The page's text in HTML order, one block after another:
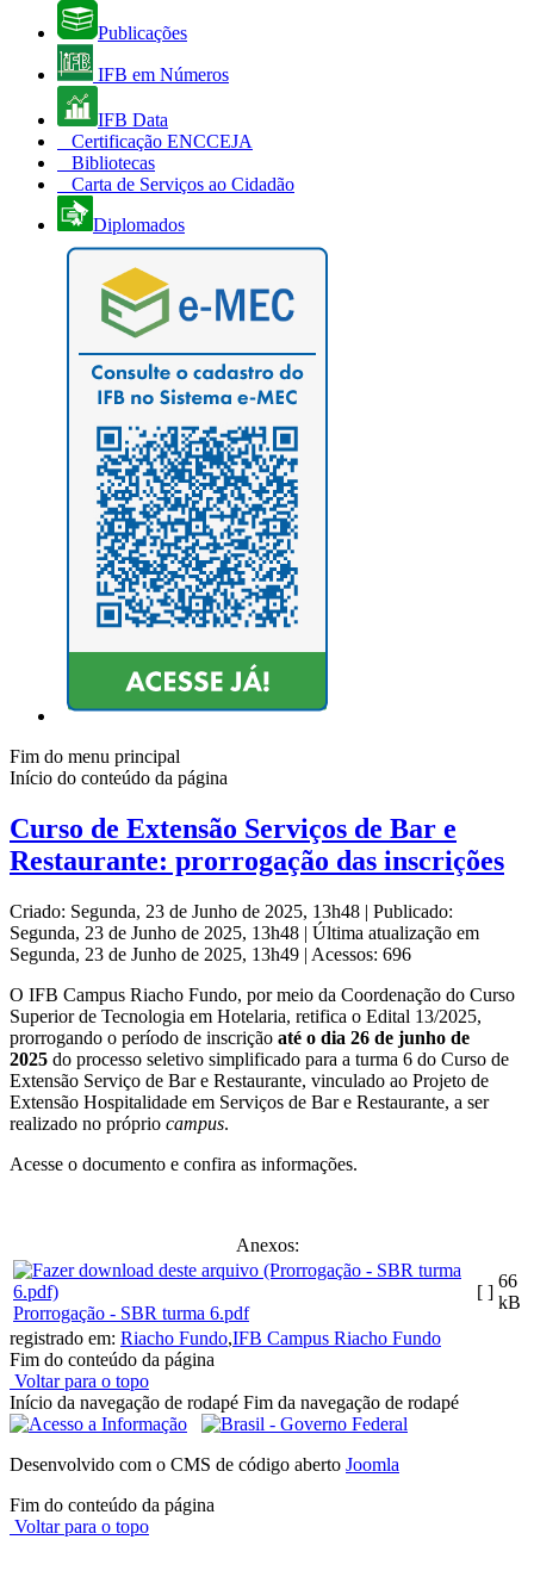
Publicações
IFB em Números
IFB Data
Certificação ENCCEJA
Bibliotecas
Carta de Serviços ao Cidadão
Diplomados
Fim do menu principal
Início do conteúdo da página
Curso de Extensão Serviços de Bar e
Restaurante: prorrogação das inscrições
Criado: Segunda, 23 de Junho de 2025, 13h48 | Publicado:
Segunda, 23 de Junho de 2025, 13h48 | Última atualização em
Segunda, 23 de Junho de 2025, 13h49 | Acessos: 696
O IFB Campus Riacho Fundo, por meio da Coordenação do Curso
Superior de Tecnologia em Hotelaria, retifica o Edital 13/2025,
prorrogando o período de inscrição até o dia 26 de junho de
2025 do processo seletivo simplificado para a turma 6 do Curso de
Extensão Serviço de Bar e Restaurante, vinculado ao Projeto de
Extensão Hospitalidade em Serviços de Bar e Restaurante, a ser
realizado no próprio campus.
Acesse o documento e confira as informações.
Anexos:
Prorrogação - SBR turma 6.pdf
[ ]
66
kB
registrado em: Riacho Fundo,IFB Campus Riacho Fundo
Fim do conteúdo da página
Voltar para o topo
Início da navegação de rodapé Fim da navegação de rodapé
Desenvolvido com o CMS de código aberto Joomla
Fim do conteúdo da página
Voltar para o topo